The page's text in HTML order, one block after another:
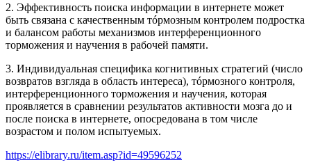
2. Эффективность поиска информации в интернете может
быть связана с качественным тóрмозным контролем подростка
и балансом работы механизмов интерференционного
торможения и научения в рабочей памяти.
3. Индивидуальная специфика когнитивных стратегий (число
возвратов взгляда в область интереса), тóрмозного контроля,
интерференционного торможения и научения, которая
проявляется в сравнении результатов активности мозга до и
после поиска в интернете, опосредована в том числе
возрастом и полом испытуемых.
https://elibrary.ru/item.asp?id=49596252